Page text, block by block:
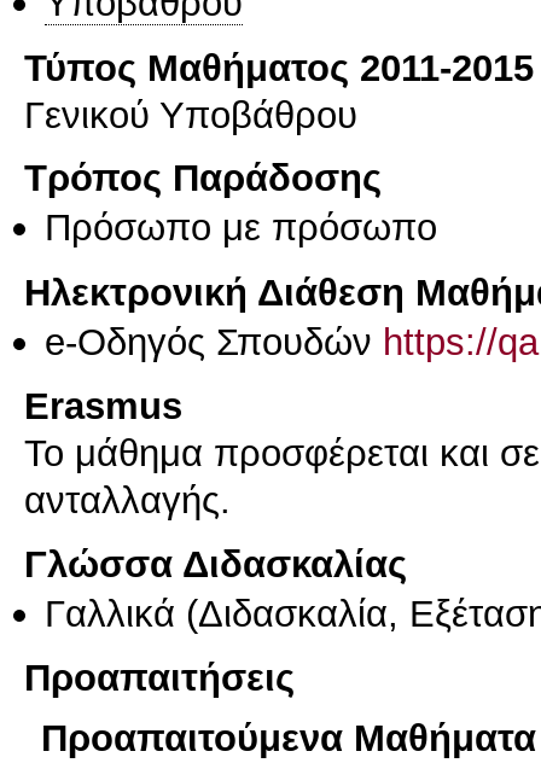
Τύπος Μαθήματος 2011-2015
Γενικού Υποβάθρου
Τρόπος Παράδοσης
Πρόσωπο με πρόσωπο
Ηλεκτρονική Διάθεση
e-Οδηγός Σπουδών https://
Erasmus
Το μάθημα προσφέρεται και
ανταλλαγής.
Γλώσσα Διδασκαλίας
Γαλλικά (Διδασκαλία,
Προαπαιτήσεις
Προαπαιτούμενα Μαθήματα